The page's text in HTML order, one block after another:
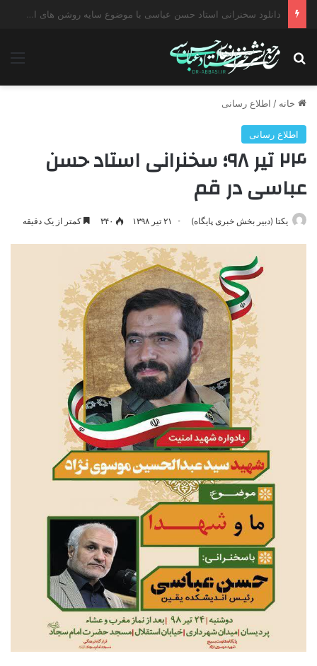
دانلود سخنرانی استاد حسن عباسی با موضوع چهار انتخاب ۱۴۰۰
جستجو برای
خانه / اطلاع رسانی
اطلاع رسانی
۲۴ تیر ۹۸؛ سخنرانی استاد حسن
عباسی در قم
یکتا (دبیر بخش خبری پایگاه) ۲۱ تیر ۱۳۹۸ ۳۴۰ کمتر از یک دقیقه